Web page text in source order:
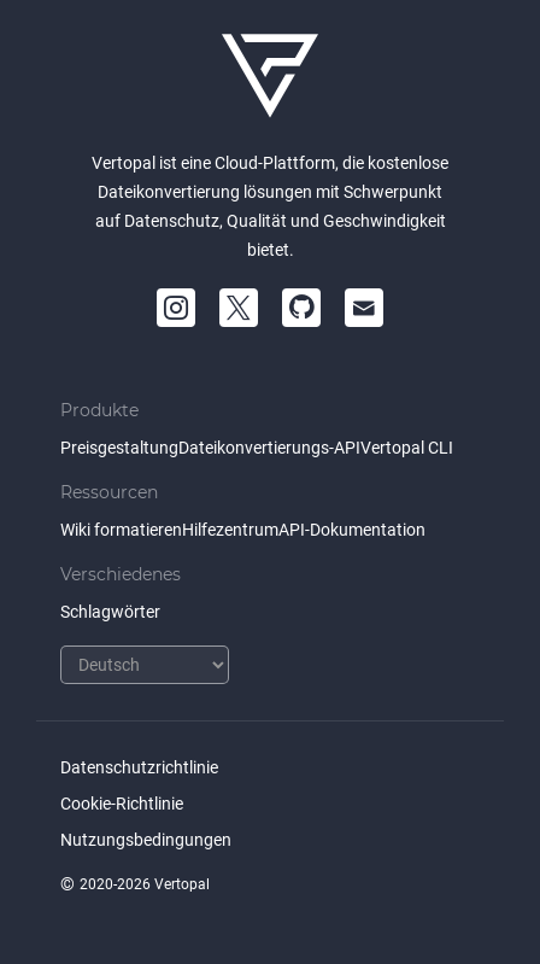
Vertopal ist eine Cloud-Plattform, die kostenlose
Dateikonvertierung lösungen mit Schwerpunkt
auf Datenschutz, Qualität und Geschwindigkeit
bietet.
Produkte
PreisgestaltungDateikonvertierungs-APIVertopal CLI
Ressourcen
Wiki formatierenHilfezentrumAPI-Dokumentation
Verschiedenes
Schlagwörter
Datenschutzrichtlinie
Cookie-Richtlinie
Nutzungsbedingungen
© 2020-2026 Vertopal